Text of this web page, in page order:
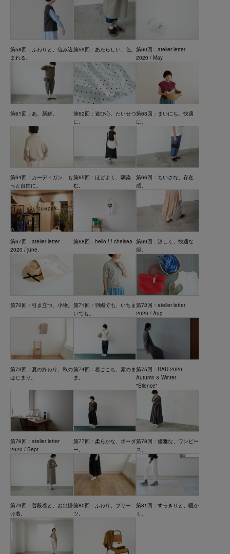
第58回：ふわりと、包み込
まれる。
第59回：あたらしい、色。 第60回：atelier letter
2020 / May.
第61回：あ、新鮮。
第62回：遊び心、たいせつ
に。
第63回：まいにち、快適
に。
第64回：カーディガン、も
っと自由に。
第65回：ほどよく、馴染
む。
第66回：ちいさな、存在
感。
第67回：atelier letter
2020 / june.
第68回：hello ! ! chelsea 第69回：涼しく、快適な
服。
第70回：引き立つ、小物。 第71回：羽織でも、いちま
いでも。
第72回：atelier letter
2020 / Aug.
第73回：夏の終わり、秋の
はじまり。
第74回：着ごこち、素のま
ま。
第75回：HAU 2020
Autumn & Winter
"Silence"
第76回：atelier letter
2020 / Sept.
第77回：柔らかな、ボーダ
ー。
第78回：優雅な、ワンピー
ス。
第79回：普段着と、お出掛
け着。
第80回：ふわり、プリー
ツ。
第81回：すっきりと、暖か
く。